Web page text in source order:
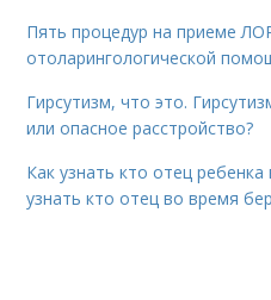
Пять процедур на приеме
отоларингологической
Гирсутизм, что это.
или опасное расстройство?
Как узнать кто отец
узнать кто отец во время